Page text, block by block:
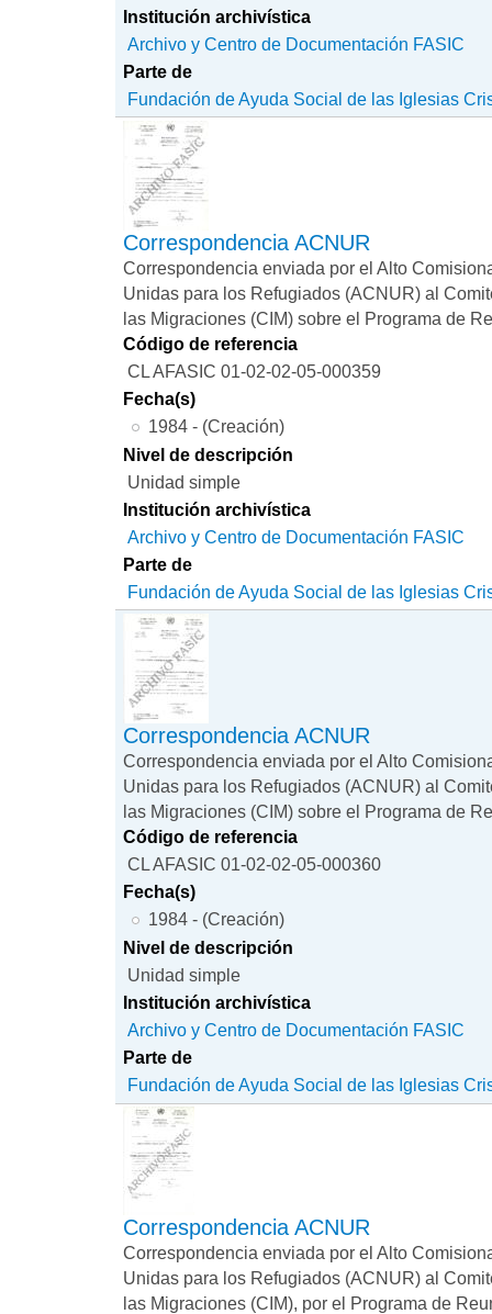
Institución archivística
Archivo y Centro de Documentación FASIC
Parte de
Fundación de Ayuda Social de las Iglesias
Correspondencia ACNUR
Correspondencia enviada por el Alto
Unidas para los Refugiados (ACNUR) al
las Migraciones (CIM) sobre el Programa de
Código de referencia
CL AFASIC 01-02-02-05-000359
Fecha(s)
1984 - (Creación)
Nivel de descripción
Unidad simple
Institución archivística
Archivo y Centro de Documentación FASIC
Parte de
Fundación de Ayuda Social de las Iglesias
Correspondencia ACNUR
Correspondencia enviada por el Alto
Unidas para los Refugiados (ACNUR) al
las Migraciones (CIM) sobre el Programa de
Código de referencia
CL AFASIC 01-02-02-05-000360
Fecha(s)
1984 - (Creación)
Nivel de descripción
Unidad simple
Institución archivística
Archivo y Centro de Documentación FASIC
Parte de
Fundación de Ayuda Social de las Iglesias
Correspondencia ACNUR
Correspondencia enviada por el Alto
Unidas para los Refugiados (ACNUR) al
las Migraciones (CIM), por el Programa de